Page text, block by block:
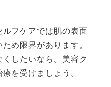
フケアでは肌の表面
め限界があります。
したいなら、美容ク
を受けましょう。